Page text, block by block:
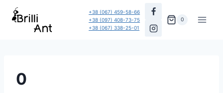
Перейти
+38 (067) 459-58-66
+38 (097) 408-73-75
+38 (067) 338-25-01
0
0